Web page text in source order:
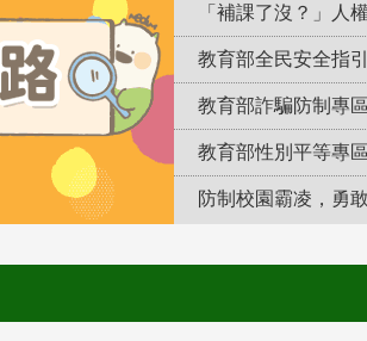
教育部全民安全指
教育部詐騙防制專區
教育部性別平等專區